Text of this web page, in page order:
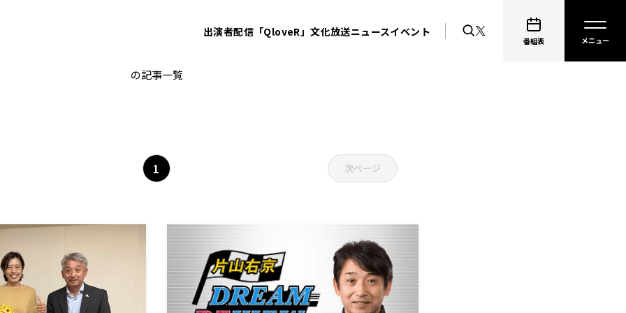
出演者配信「QloveR」文化放送ニュースイベント
番組表
セパタクロー
の記事一覧
1 次ページ